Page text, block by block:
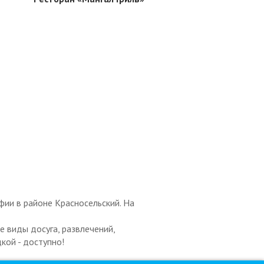
в районе Красносельский. На
досуга, развлечений,
- доступно!